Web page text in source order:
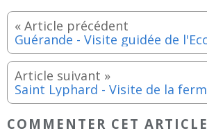
COMMENTER CET ARTICLE